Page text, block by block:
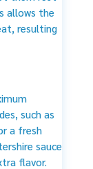
allows the
resulting
such as
a fresh
sauce
flavor.